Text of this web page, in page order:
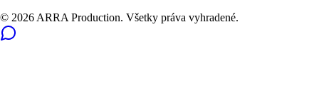
© 2026 ARRA Production. Všetky práva vyhradené.